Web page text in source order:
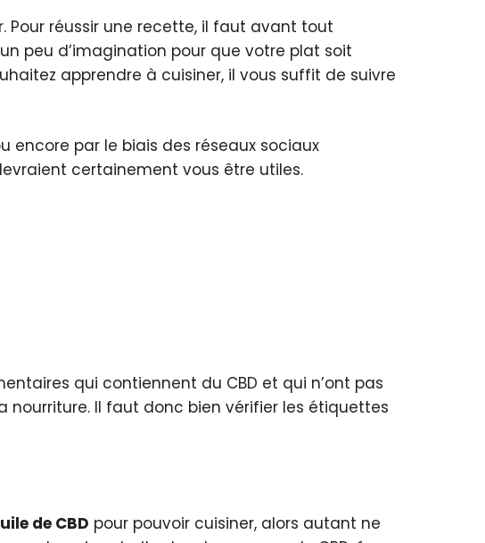
Pour réussir une recette, il faut avant tout
peu d’imagination pour que votre plat soit
apprendre à cuisiner, il vous suffit de suivre
encore par le biais des réseaux sociaux
certainement vous être utiles.
qui contiennent du CBD et qui n’ont pas
nourriture. Il faut donc bien vérifier les étiquettes
de CBD pour pouvoir cuisiner, alors autant ne